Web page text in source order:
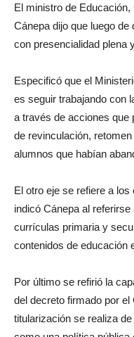
El ministro de
Cánepa dijo que luego
con presencialidad plena
Especificó que el
es seguir trabajando con
a través de acciones que
de revinculación,
alumnos que habían
El otro eje se refiere a los
indicó Cánepa al
currículas primaria y
contenidos de educación
Por último se refirió la
del decreto firmado por
titularización se realiza